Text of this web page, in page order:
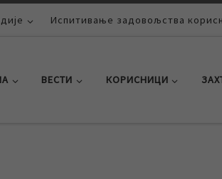
Испитивање задовољства
ВЕСТИ КОРИСНИЦИ